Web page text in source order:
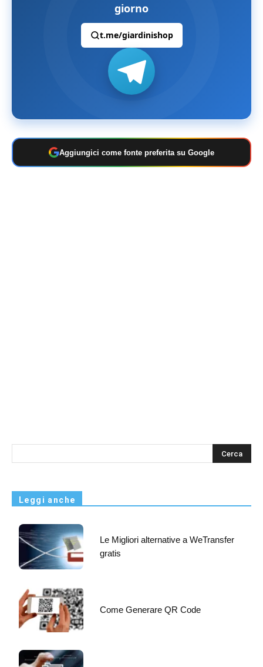
giorno
t.me/giardinishop
Aggiungici come fonte preferita su Google
s
Leggi anche
Le Migliori alternative a WeTransfer
gratis
Come Generare QR Code